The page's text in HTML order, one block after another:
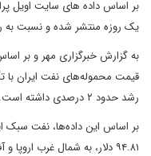
بر اساس داده های سایت اویل
یک روزه منتشر شده و نسبت به روز قبل رشد
قیمت محموله‌های نفت ایران با
رشد حدود ۲ درصدی داشته است.